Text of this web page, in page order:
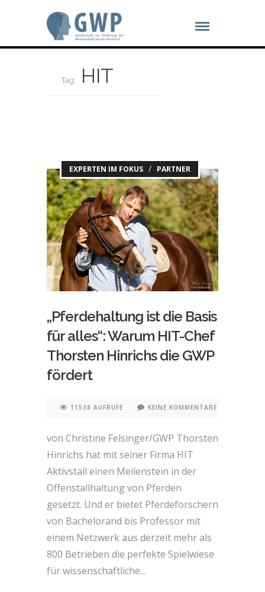
Tag: HIT
EXPERTEN IM FOKUS / PARTNER
„Pferdehaltung ist die Basis
für alles“: Warum HIT-Chef
Thorsten Hinrichs die GWP
fördert
11538 AUFRUFE KEINE KOMMENTARE
von Christine Felsinger/GWP Thorsten
Hinrichs hat mit seiner Firma HIT
Aktivstall einen Meilenstein in der
Offenstallhaltung von Pferden
gesetzt. Und er bietet Pferdeforschern
von Bachelorand bis Professor mit
einem Netzwerk aus derzeit mehr als
800 Betrieben die perfekte Spielwiese
für wissenschaftliche...